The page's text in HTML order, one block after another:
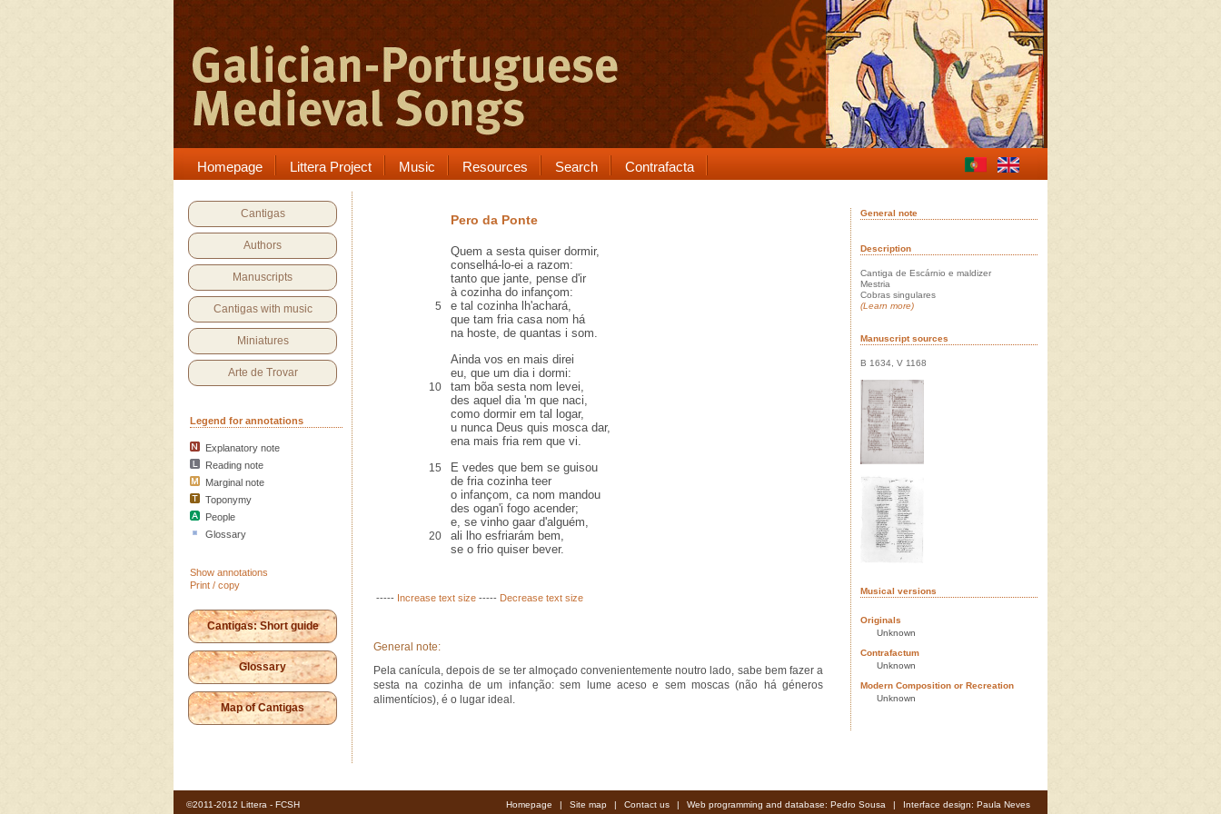
Homepage Littera Project Music Resources Search Contrafacta
Cantigas
Authors
Manuscripts
Cantigas with music
Miniatures
Arte de Trovar
Legend for annotations
Explanatory note
Reading note
Marginal note
Toponymy
People
Glossary
Show annotations
Print / copy
Cantigas: Short guide
Glossary
Map of Cantigas
Pero da Ponte
Quem a sesta quiser dormir,
conselhá-lo-ei a razom:
tanto que jante, pense d'ir
à cozinha do infançom:
5
e tal cozinha lh'achará,
que tam fria casa nom há
na hoste, de quantas i som.
Ainda vos en mais direi
eu, que um dia i dormi:
10
tam bõa sesta nom levei,
des aquel dia 'm que naci,
como dormir em tal logar,
u nunca Deus quis mosca dar,
ena mais fria rem que vi.
15
E vedes que bem se guisou
de fria cozinha teer
o infançom, ca nom mandou
des ogan'i fogo acender;
e, se vinho gaar d'alguém,
20
ali lho esfriarám bem,
se o frio quiser bever.
----- Increase text size ----- Decrease text size
General note:
Pela canícula, depois de se ter almoçado convenientemente noutro lado, sabe bem fazer a
sesta na cozinha de um infanção: sem lume aceso e sem moscas (não há géneros
alimentícios), é o lugar ideal.
General note
Description
Cantiga de Escárnio e maldizer
Mestria
Cobras singulares
(Learn more)
Manuscript sources
B 1634, V 1168
Musical versions
Originals
Unknown
Contrafactum
Unknown
Modern Composition or Recreation
Unknown
©2011-2012 Littera - FCSH Homepage | Site map | Contact us | Web programming and database: Pedro Sousa | Interface design: Paula Neves